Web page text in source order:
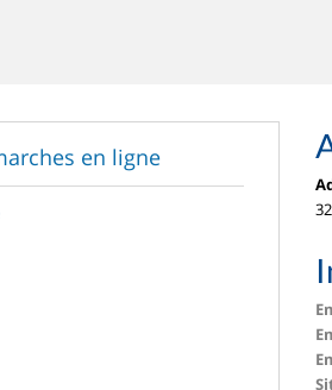
en ligne